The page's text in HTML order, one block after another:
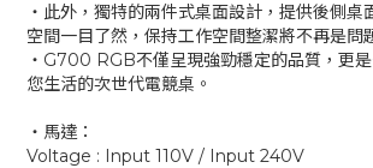
‧此外，獨特的兩件式桌面設計，提供後側桌
空間一目了然，保持工作空間整潔將不再是問
‧G700 RGB不僅呈現強勁穩定的品質，更
您生活的次世代電競桌。
‧馬達：
Voltage : Input 110V / Input 240V